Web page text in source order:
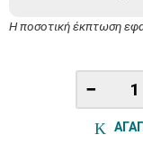
Η ποσοτική έκπτωση
−